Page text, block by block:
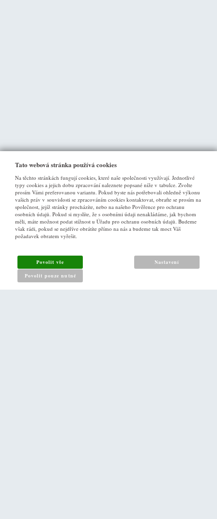
VŠE O NÁKUPU
Jak nakupovat
Reklamační řád
Zásady pro nakládání s osobními údaji
Tato webová stránka používá cookies
Na těchto stránkách fungují cookies, které naše společnosti využívají. Jednotlivé
typy cookies a jejich dobu zpracování naleznete popsané níže v tabulce. Zvolte
prosím Vámi preferovanou variantu. Pokud byste nás potřebovali ohledně výkonu
vašich práv v souvislosti se zpracováním cookies kontaktovat, obraťte se prosím na
společnost, jejíž stránky procházíte, nebo na našeho Pověřence pro ochranu
osobních údajů. Pokud si myslíte, že s osobními údaji nenakládáme, jak bychom
měli, máte možnost podat stížnost u Úřadu pro ochranu osobních údajů. Budeme
však rádi, pokud se nejdříve obrátíte přímo na nás a budeme tak moct Váš
požadavek obratem vyřešit.
Povolit vše
Povolit pouze nutné
Nastavení